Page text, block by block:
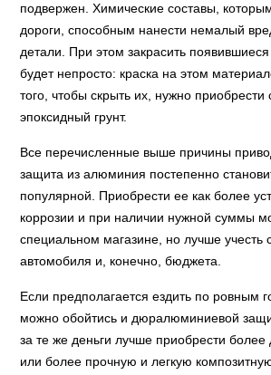
подвержен. Химические составы,
дороги, способным нанести немалый
детали. При этом закрасить
будет непросто: краска на этом
того, чтобы скрыть их, нужно
эпоксидный грунт.
Все перечисленные выше причины
защита из алюминия постепенно
популярной. Приобрести ее как более
коррозии и при наличии нужной суммы
специальном магазине, но лучше учесть
автомобиля и, конечно, бюджета.
Если предполагается ездить по ровным
можно обойтись и дюралюминиевой
за те же деньги лучше приобрести
или более прочную и легкую